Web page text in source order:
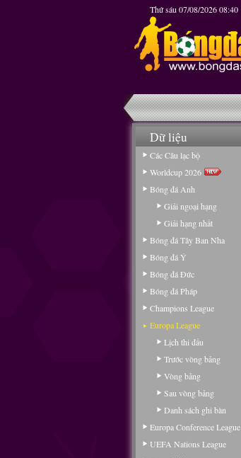
Thứ sáu 07/08/2026 08:40
Dữ liệu
Các Câu lạc bộ
Worldcup 2026
Bóng đá Anh
Giải ngoại hạng
Giải hạng nhất
Bóng đá Tây Ban Nha
Bóng đá Ý
Bóng đá Đức
Bóng đá Pháp
Champions League
Europa League
Lịch thi đấu
Trước vòng bảng
Vòng bảng
Sau vòng bảng
Danh sách ghi bàn
Europa Conference League
UEFA Nations League